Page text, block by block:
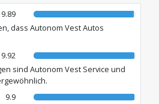
9.89
dass Autonom Vest Autos
9.92
sind Autonom Vest Service und
9.9